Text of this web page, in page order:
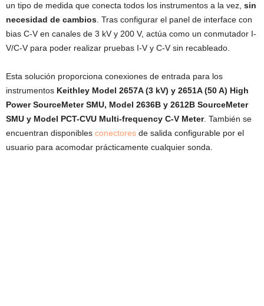
un tipo de medida que conecta todos los instrumentos a la vez, sin
necesidad de cambios . Tras configurar el panel de interface con
bias C-V en canales de 3 kV y 200 V, actúa como un conmutador I-
V/C-V para poder realizar pruebas I-V y C-V sin recableado.
Esta solución proporciona conexiones de entrada para los
instrumentos Keithley Model 2657A (3 kV) y 2651A (50 A) High
Power SourceMeter SMU, Model 2636B y 2612B SourceMeter
SMU y Model PCT-CVU Multi-frequency C-V Meter. También se
encuentran disponibles conectores de salida configurable por el
usuario para acomodar prácticamente cualquier sonda.